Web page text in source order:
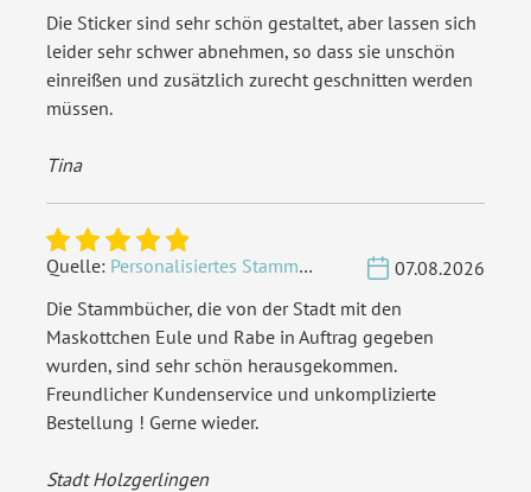
Die Sticker sind sehr schön gestaltet, aber lassen sich
leider sehr schwer abnehmen, so dass sie unschön
einreißen und zusätzlich zurecht geschnitten werden
müssen.
Tina
Quelle: Personalisiertes Stammbuch - Eigene Gravurdatei hochladen
07.08.2026
Die Stammbücher, die von der Stadt mit den
Maskottchen Eule und Rabe in Auftrag gegeben
wurden, sind sehr schön herausgekommen.
Freundlicher Kundenservice und unkomplizierte
Bestellung ! Gerne wieder.
Stadt Holzgerlingen